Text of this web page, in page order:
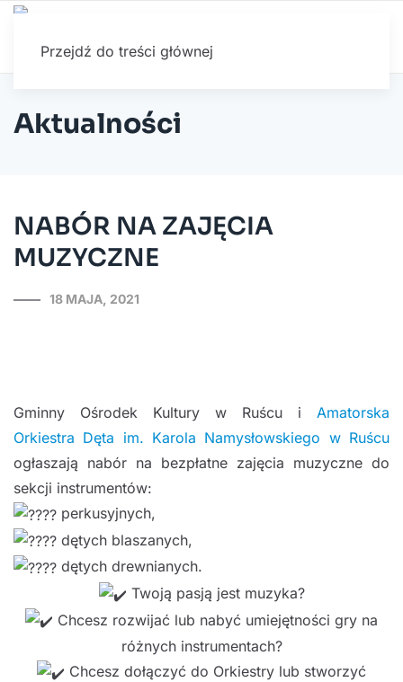
Przejdź do treści głównej
Aktualności
NABÓR NA ZAJĘCIA
MUZYCZNE
18 MAJA, 2021
Gminny Ośrodek Kultury w Ruścu i Amatorska
Orkiestra Dęta im. Karola Namysłowskiego w Ruścu
ogłaszają nabór na bezpłatne zajęcia muzyczne do
sekcji instrumentów:
perkusyjnych,
dętych blaszanych,
dętych drewnianych.
Twoją pasją jest muzyka?
Chcesz rozwijać lub nabyć umiejętności gry na
różnych instrumentach?
Chcesz dołączyć do Orkiestry lub stworzyć